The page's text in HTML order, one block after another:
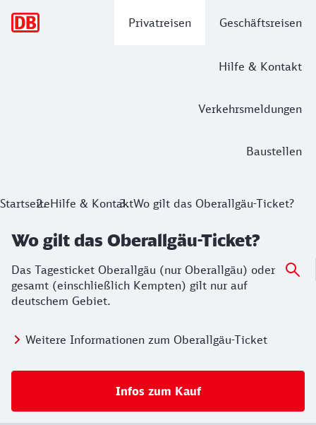
Privatreisen Geschäftsreisen
Hilfe & Kontakt
Verkehrsmeldungen
Baustellen
StartseiteHilfe & KontaktWo gilt das Oberallgäu-Ticket?
Wo gilt das Oberallgäu-Ticket?
Das Tagesticket Oberallgäu (nur Oberallgäu) oder
gesamt (einschließlich Kempten) gilt nur auf
deutschem Gebiet.
Weitere Informationen zum Oberallgäu-Ticket
Infos zum Kauf